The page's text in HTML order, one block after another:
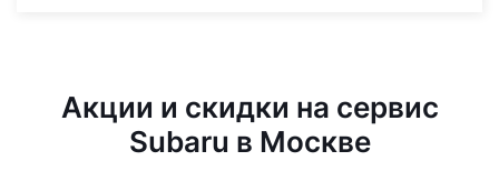
Акции и скидки на сервис
Subaru в Москве